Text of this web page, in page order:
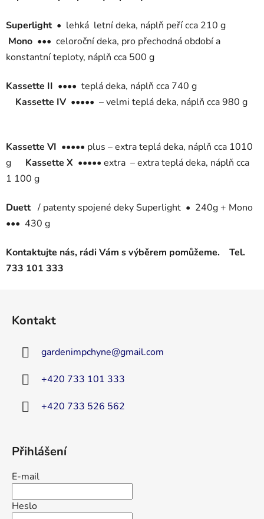
a
c
í
r
v
k
ý
p
u
Superlight • lehká letní deka, náplň peří cca 210 g
Mono ••• celoroční deka, pro přechodná období a
konstantní teploty, náplň cca 500 g
Kassette II •••• teplá deka, náplň cca 740 g
Kassette IV ••••• – velmi teplá deka, náplň cca 980 g
Kassette VI ••••• plus – extra teplá deka, náplň cca 1010
g
Kassette X ••••• extra – extra teplá deka, náplň cca
1 100 g
Duett / patenty spojené deky Superlight • 240g + Mono
••• 430 g
Kontaktujte nás, rádi Vám s výběrem pomůžeme. Tel.
733 101 333
Kontakt
gardenimpchyne@gmail.com
+420 733 101 333
+420 733 526 562
Přihlášení
E-mail
Heslo